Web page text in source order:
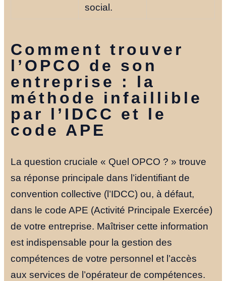
social.
Comment trouver
l’OPCO de son
entreprise : la
méthode infaillible
par l’IDCC et le
code APE
La question cruciale « Quel OPCO ? » trouve
sa réponse principale dans l’identifiant de
convention collective (l’IDCC) ou, à défaut,
dans le code APE (Activité Principale Exercée)
de votre entreprise. Maîtriser cette information
est indispensable pour la gestion des
compétences de votre personnel et l’accès
aux services de l’opérateur de compétences.